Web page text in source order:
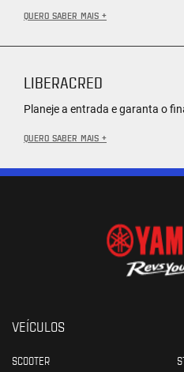
QUERO SABER MAIS +
LIBERACRED
Planeje a entrada e garanta o
QUERO SABER MAIS +
VEÍCULOS
SCOOTER